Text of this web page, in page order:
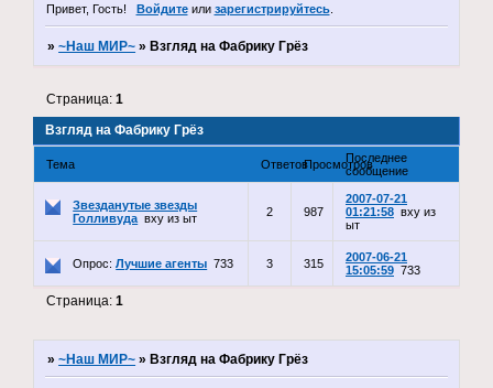
Привет, Гость! Войдитеили зарегистрируйтесь.
»~Наш МИР~ » Взгляд на Фабрику Грёз
Взгляд на Фабрику Грёз
Страница:1
Тема ОтветовПросмотровПоследнее
сообщение
Звезданутые звезды
Голливуда вху из ыт 2 987
2007-07-21
01:21:58 вху из
ыт
Опрос: Лучшие агенты 733 3 315
2007-06-21
15:05:59 733
Страница:1
»~Наш МИР~ » Взгляд на Фабрику Грёз